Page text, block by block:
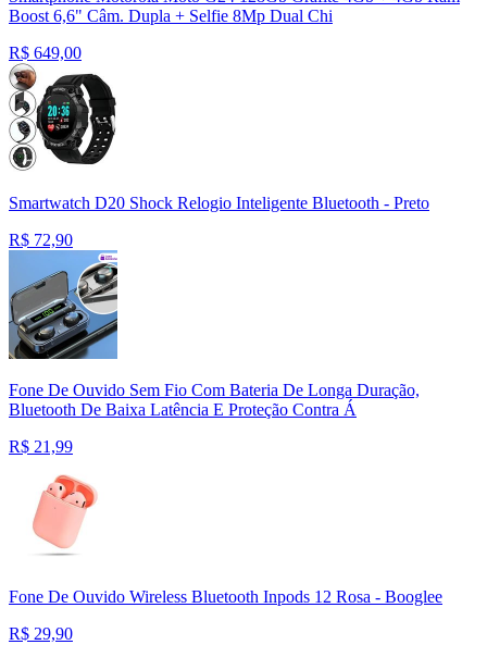
Boost 6,6" Câm. Dupla + Selfie 8Mp Dual Chi
R$ 649,00
Smartwatch D20 Shock Relogio Inteligente Bluetooth - Preto
R$ 72,90
Fone De Ouvido Sem Fio Com Bateria De Longa Duração,
Bluetooth De Baixa Latência E Proteção Contra Á
R$ 21,99
Fone De Ouvido Wireless Bluetooth Inpods 12 Rosa - Booglee
R$ 29,90